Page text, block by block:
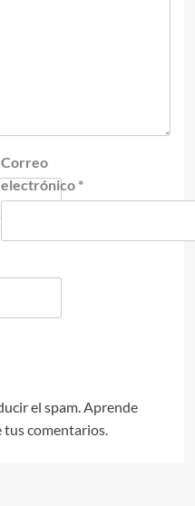
Correo
electrónico *
el spam. Aprende
tus comentarios.